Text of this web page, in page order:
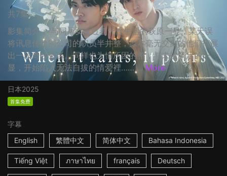
共7集
影集简介： 与同居女友过着无性生活的萩原一显，某天误
将讯息传给同公司的职员半井整，原本毫无交集的他们拓展
出一段奇妙关係。同样也为情所困的整，与未被满足的一
显，开始陷入无法自拔的情爱裡…… ... More
日本2025
首集免费
字幕
English
繁體中文 简体中文 Bahasa Indonesia
Tiếng Việt ภาษาไทย français Deutsch